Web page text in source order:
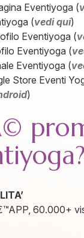
Eventiyoga (
(vedi qui)
Eventiyoga (
Eventiyoga (
Eventiyoga (
Store Eventi
)
60.000+